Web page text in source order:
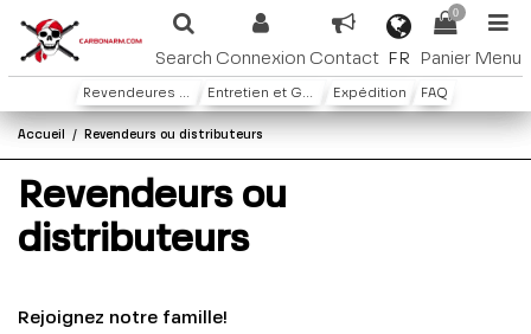
Search Connexion Contact FR
0
Panier Menu
Revendeures ou distributeures Entretien et Garantie Expédition FAQ
Accueil Revendeurs ou distributeurs
Revendeurs ou
distributeurs
Rejoignez notre famille!